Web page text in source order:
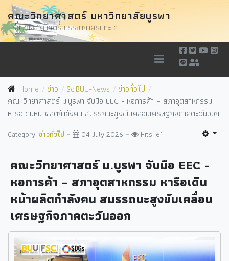
คณะวิทยาศาสตร์ มหาวิทยาลัยบูรพา
"เรียนวิทยาศาสตร์ บรรยากาศริมทะเล"
Home ข่าว SciBUU-News
ข่าวทั่วไป
คณะวิทยาศาสตร์ ม.บูรพา จับมือ EEC - หอการค้า – สภาอุตสาหกรรม
หารือเดินหน้าผลิตกำลังคน สมรรถนะสูงขับเคลื่อนเศรษฐกิจภาคตะวันออก
Category: ข่าวทั่วไป 04 July 2026 Hits: 61
คณะวิทยาศาสตร์ ม.บูรพา จับมือ EEC -
หอการค้า – สภาอุตสาหกรรม หารือเดิน
หน้าผลิตกำลังคน สมรรถนะสูงขับเคลื่อน
เศรษฐกิจภาคตะวันออก